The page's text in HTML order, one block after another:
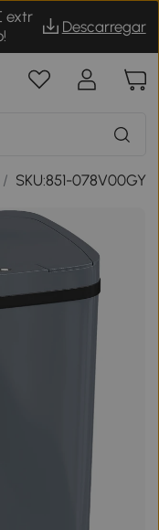
extr
Descarregar
/ SKU:851-078V00GY